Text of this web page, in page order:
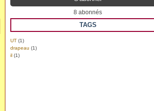
8 abonnés
TAGS
UT (1)
drapeau (1)
il (1)